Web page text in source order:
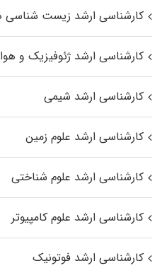
کارشناسی ارشد زیست‌ شناسی
کارشناسی ارشد ژئوفیزیک و
کارشناسی ارشد شیمی
کارشناسی ارشد علوم زمین
کارشناسی ارشد علوم شناختی
کارشناسی ارشد علوم کامپیوتر
کارشناسی ارشد فوتونیک